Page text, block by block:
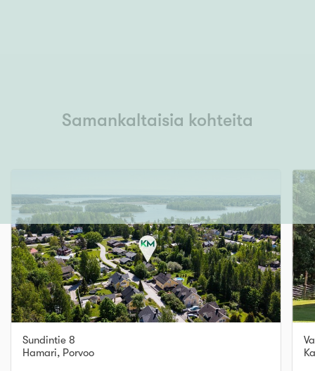
Samankaltaisia kohteita
Sundintie 8
Hamari, Porvoo